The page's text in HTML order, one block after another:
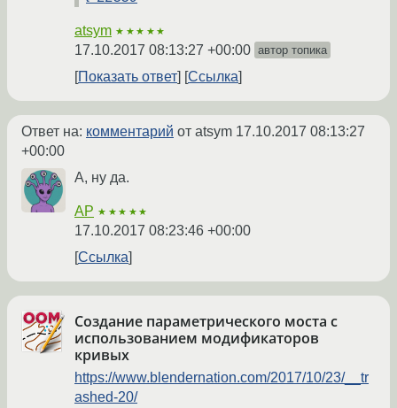
atsym ★★★★★
17.10.2017 08:13:27 +00:00 автор топика
Показать ответ Ссылка
Ответ на: комментарий от atsym 17.10.2017 08:13:27
+00:00
А, ну да.
AP ★★★★★
17.10.2017 08:23:46 +00:00
Ссылка
Создание параметрического моста с
использованием модификаторов
кривых
https://www.blendernation.com/2017/10/23/__tr
ashed-20/